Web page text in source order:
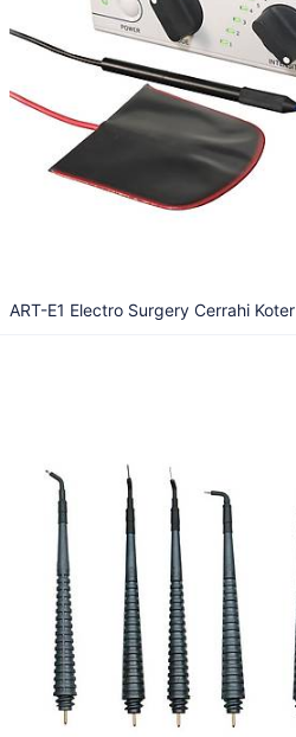
ART-E1 Electro Surgery Cerrahi Koter